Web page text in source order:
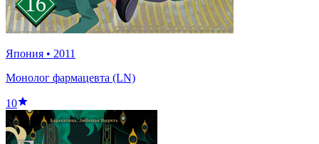
Япония • 2011
Монолог фармацевта (LN)
10